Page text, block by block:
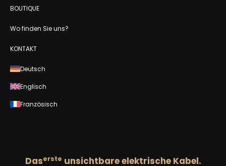
BOUTIQUE
Wo finden Sie uns?
KONTAKT
Deutsch
Englisch
Französisch
Daserste unsichtbare elektrische Kabel.